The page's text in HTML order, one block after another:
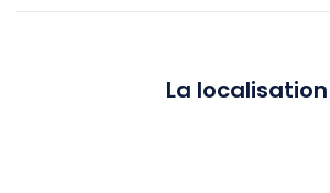
La localisation